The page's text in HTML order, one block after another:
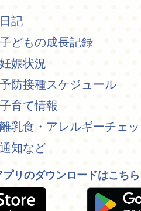
日記
子どもの成長記録
妊娠状況
予防接種スケジュール
子育て情報
離乳食・アレルギーチェ
通知など
プリのダウンロードはこちら